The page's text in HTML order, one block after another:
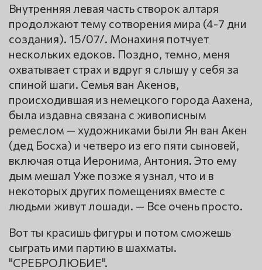
Внутренняя левая часть створок алтаря
продолжают тему сотворения мира (4-7 дни
создания). 15/07/. Монахиня потчует
нескольких едоков. Поздно, темно, меня
охватывает страх и вдруг я слышу у себя за
спиной шаги. Семья ван Акенов,
происходившая из немецкого города Аахена,
была издавна связана с живописным
ремеслом — художниками были Ян ван Акен
(дед Босха) и четверо из его пяти сыновей,
включая отца Иеронима, Антония. Это ему
дым мешал Уже позже я узнал, что и в
некоторых других помещениях вместе с
людьми живут лошади. — Все очень просто.
Вот ты красишь фигуры и потом сможешь
сыграть ими партию в шахматы.
"СРЕБРОЛЮБИЕ".